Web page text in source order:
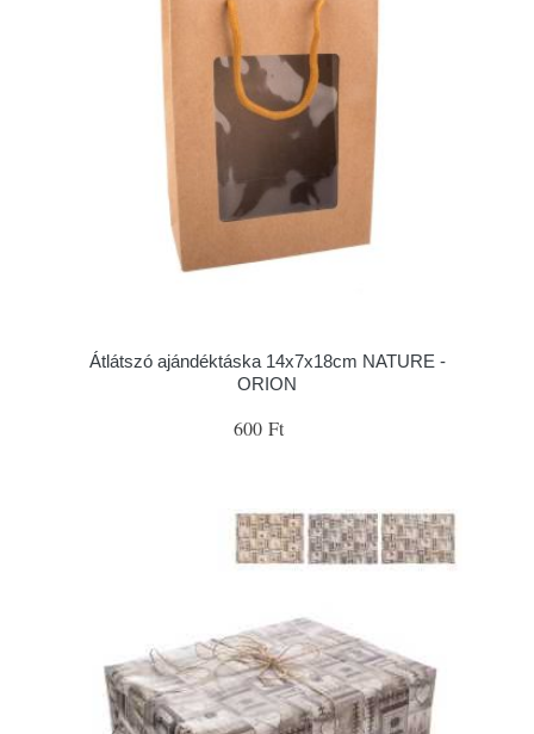
Átlátszó ajándéktáska 14x7x18cm NATURE -
ORION
600 Ft